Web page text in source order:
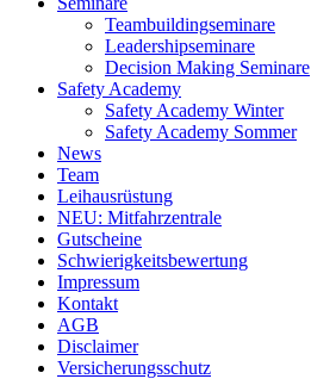
Teambuildingseminare
Leadershipseminare
Decision Making Seminare
Safety Academy
Safety Academy Winter
Safety Academy Sommer
News
Team
Leihausrüstung
NEU: Mitfahrzentrale
Gutscheine
Schwierigkeitsbewertung
Impressum
Kontakt
AGB
Disclaimer
Versicherungsschutz